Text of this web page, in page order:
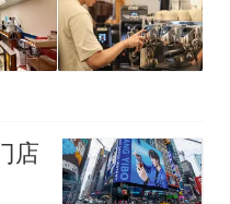
店